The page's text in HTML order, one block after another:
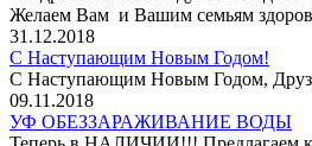
Желаем Вам и Вашим семьям
31.12.2018
С Наступающим Новым Годом!
С Наступающим Новым Годом,
09.11.2018
УФ ОБЕЗЗАРАЖИВАНИЕ ВОДЫ